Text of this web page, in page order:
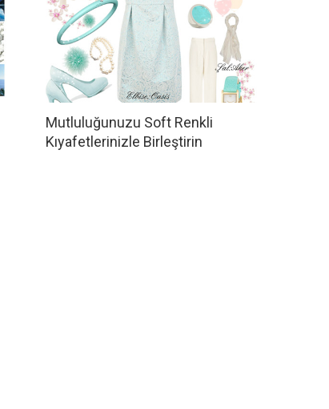
Mutluluğunuzu Soft Renkli
Kıyafetlerinizle Birleştirin